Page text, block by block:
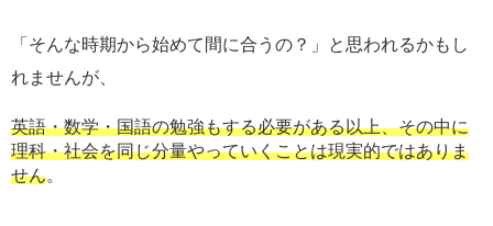
「そんな時期から始めて間に合うの？」と思われるかもし
れませんが、
英語・数学・国語の勉強もする必要がある以上、その中に
理科・社会を同じ分量やっていくことは現実的ではありま
せん。